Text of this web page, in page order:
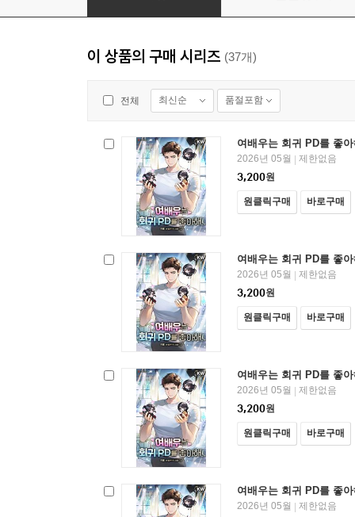
이 상품의 구매 시리즈 (37개)
전체 최신순 품절포함
여배우는 회귀 PD를 좋
2026년 05월 | 제한없음
3,200원
원클릭구매 바로구매
여배우는 회귀 PD를 좋
2026년 05월 | 제한없음
3,200원
원클릭구매 바로구매
여배우는 회귀 PD를 좋
2026년 05월 | 제한없음
3,200원
원클릭구매 바로구매
여배우는 회귀 PD를 좋
2026년 05월 | 제한없음